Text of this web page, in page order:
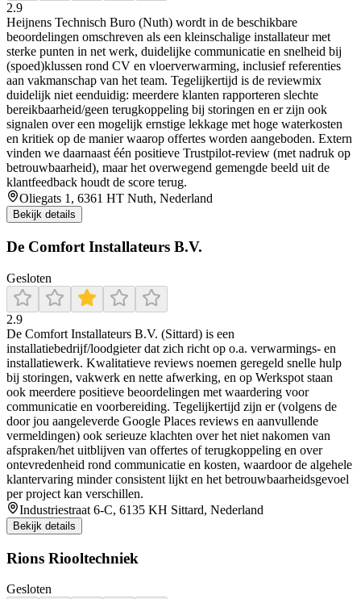
2.9
Heijnens Technisch Buro (Nuth) wordt in de beschikbare
beoordelingen omschreven als een kleinschalige installateur met
sterke punten in net werk, duidelijke communicatie en snelheid bij
(spoed)klussen rond CV en vloerverwarming, inclusief referenties
aan vakmanschap van het team. Tegelijkertijd is de reviewmix
duidelijk niet eenduidig: meerdere klanten rapporteren slechte
bereikbaarheid/geen terugkoppeling bij storingen en er zijn ook
signalen over een mogelijk ernstige lekkage met hoge waterkosten
en kritiek op de manier waarop offertes worden aangeboden. Extern
vinden we daarnaast één positieve Trustpilot-review (met nadruk op
betrouwbaarheid), maar het overwegend gemengde beeld uit de
klantfeedback houdt de score terug.
Oliegats 1, 6361 HT Nuth, Nederland
Bekijk details
De Comfort Installateurs B.V.
Gesloten
2.9
De Comfort Installateurs B.V. (Sittard) is een
installatiebedrijf/loodgieter dat zich richt op o.a. verwarmings- en
installatiewerk. Kwalitatieve reviews noemen geregeld snelle hulp
bij storingen, vakwerk en nette afwerking, en op Werkspot staan
ook meerdere positieve beoordelingen met waardering voor
communicatie en voorbereiding. Tegelijkertijd zijn er (volgens de
door jou aangeleverde Google Places reviews en aanvullende
vermeldingen) ook serieuze klachten over het niet nakomen van
afspraken/het uitblijven van offertes of terugkoppeling en over
ontevredenheid rond communicatie en kosten, waardoor de algehele
klantervaring minder consistent lijkt en het betrouwbaarheidsgevoel
per project kan verschillen.
Industriestraat 6-C, 6135 KH Sittard, Nederland
Bekijk details
Rions Riooltechniek
Gesloten